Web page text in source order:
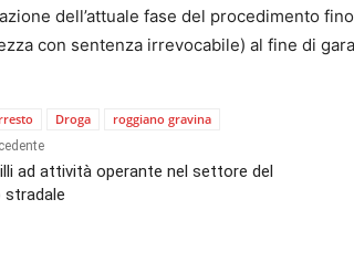
dell’attuale fase del procedimento
con sentenza irrevocabile) al fine di
Droga roggiano gravina
ad attività operante nel settore del